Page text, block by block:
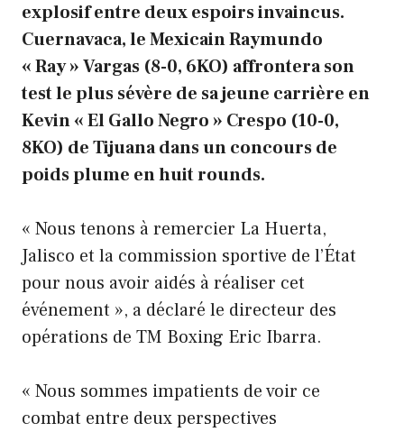
explosif entre deux espoirs invaincus.
Cuernavaca, le Mexicain Raymundo
« Ray » Vargas (8-0, 6KO) affrontera son
test le plus sévère de sa jeune carrière en
Kevin « El Gallo Negro » Crespo (10-0,
8KO) de Tijuana dans un concours de
poids plume en huit rounds.
« Nous tenons à remercier La Huerta,
Jalisco et la commission sportive de l’État
pour nous avoir aidés à réaliser cet
événement », a déclaré le directeur des
opérations de TM Boxing Eric Ibarra.
« Nous sommes impatients de voir ce
combat entre deux perspectives